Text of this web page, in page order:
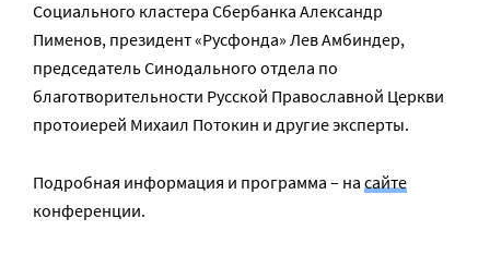
Социального кластера Сбербанка Александр
Пименов, президент «Русфонда» Лев Амбиндер,
председатель Синодального отдела по
благотворительности Русской Православной Церкви
протоиерей Михаил Потокин и другие эксперты.
Подробная информация и программа – на сайте
конференции.